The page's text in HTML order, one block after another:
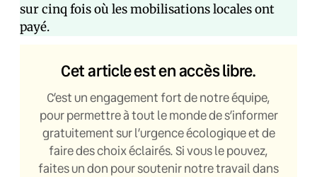
sur cinq fois où les mobilisations locales ont
payé.
Cet article est en accès libre.
C’est un engagement fort de notre équipe,
pour permettre à tout le monde de s’informer
gratuitement sur l’urgence écologique et de
faire des choix éclairés. Si vous le pouvez,
faites un don pour soutenir notre travail dans